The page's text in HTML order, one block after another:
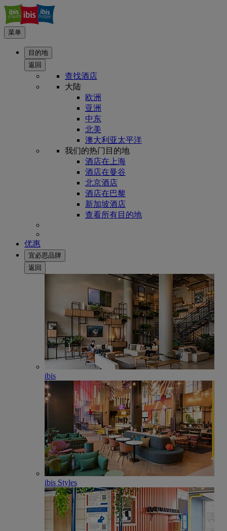
菜单
目的地
返回
查找酒店
大陆
欧洲
亚洲
中东
北美
澳大利亚太平洋
我们的热门目的地
酒店在上海
酒店在曼谷
北京酒店
酒店在巴黎
新加坡酒店
查看所有目的地
优惠
宜必思品牌
返回
ibis
ibis Styles